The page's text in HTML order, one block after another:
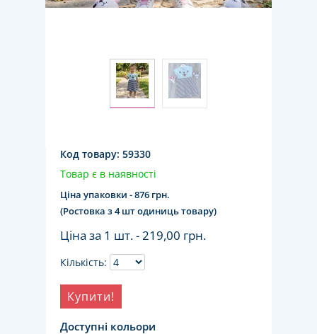
Код товару: 59330
Товар є в наявності
Ціна упаковки - 876 грн.
(Ростовка з 4 шт одиниць товару)
Ціна за 1 шт. -219,00 грн.
Кількість:
Купити!
Доступні кольори